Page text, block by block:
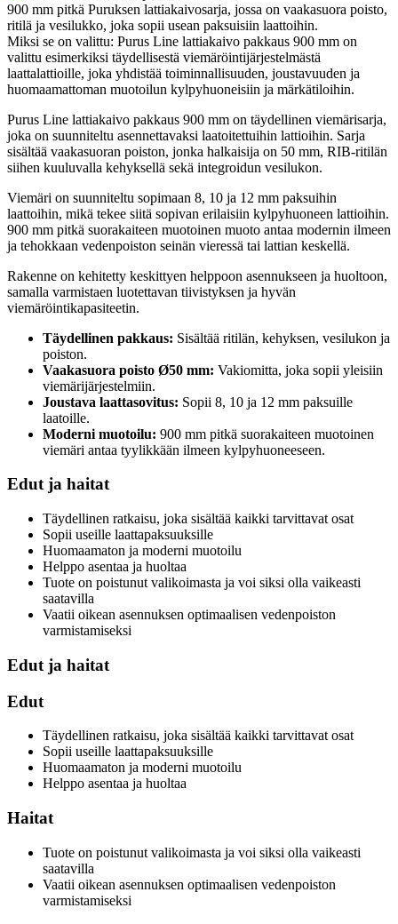
900 mm pitkä Puruksen lattiakaivosarja, jossa on vaakasuora poisto,
ritilä ja vesilukko, joka sopii usean paksuisiin laattoihin.
Miksi se on valittu: Purus Line lattiakaivo pakkaus 900 mm on
valittu esimerkiksi täydellisestä viemäröintijärjestelmästä
laattalattioille, joka yhdistää toiminnallisuuden, joustavuuden ja
huomaamattoman muotoilun kylpyhuoneisiin ja märkätiloihin.
Purus Line lattiakaivo pakkaus 900 mm on täydellinen viemärisarja,
joka on suunniteltu asennettavaksi laatoitettuihin lattioihin. Sarja
sisältää vaakasuoran poiston, jonka halkaisija on 50 mm, RIB-ritilän
siihen kuuluvalla kehyksellä sekä integroidun vesilukon.
Viemäri on suunniteltu sopimaan 8, 10 ja 12 mm paksuihin
laattoihin, mikä tekee siitä sopivan erilaisiin kylpyhuoneen lattioihin.
900 mm pitkä suorakaiteen muotoinen muoto antaa modernin ilmeen
ja tehokkaan vedenpoiston seinän vieressä tai lattian keskellä.
Rakenne on kehitetty keskittyen helppoon asennukseen ja huoltoon,
samalla varmistaen luotettavan tiivistyksen ja hyvän
viemäröintikapasiteetin.
Täydellinen pakkaus: Sisältää ritilän, kehyksen, vesilukon ja
poiston.
Vaakasuora poisto Ø50 mm: Vakiomitta, joka sopii yleisiin
viemärijärjestelmiin.
Joustava laattasovitus: Sopii 8, 10 ja 12 mm paksuille
laatoille.
Moderni muotoilu: 900 mm pitkä suorakaiteen muotoinen
viemäri antaa tyylikkään ilmeen kylpyhuoneeseen.
Edut ja haitat
Täydellinen ratkaisu, joka sisältää kaikki tarvittavat osat
Sopii useille laattapaksuuksille
Huomaamaton ja moderni muotoilu
Helppo asentaa ja huoltaa
Tuote on poistunut valikoimasta ja voi siksi olla vaikeasti
saatavilla
Vaatii oikean asennuksen optimaalisen vedenpoiston
varmistamiseksi
Edut ja haitat
Edut
Täydellinen ratkaisu, joka sisältää kaikki tarvittavat osat
Sopii useille laattapaksuuksille
Huomaamaton ja moderni muotoilu
Helppo asentaa ja huoltaa
Haitat
Tuote on poistunut valikoimasta ja voi siksi olla vaikeasti
saatavilla
Vaatii oikean asennuksen optimaalisen vedenpoiston
varmistamiseksi